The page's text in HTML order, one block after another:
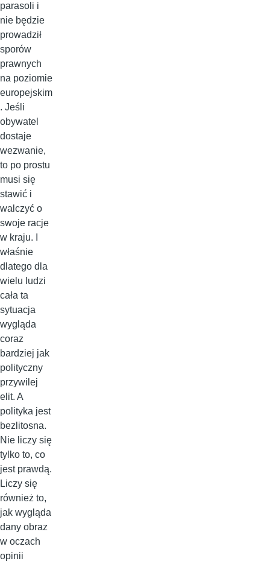
parasoli i
nie będzie
prowadził
sporów
prawnych
na poziomie
europejskim
. Jeśli
obywatel
dostaje
wezwanie,
to po prostu
musi się
stawić i
walczyć o
swoje racje
w kraju. I
właśnie
dlatego dla
wielu ludzi
cała ta
sytuacja
wygląda
coraz
bardziej jak
polityczny
przywilej
elit. A
polityka jest
bezlitosna.
Nie liczy się
tylko to, co
jest prawdą.
Liczy się
również to,
jak wygląda
dany obraz
w oczach
opinii